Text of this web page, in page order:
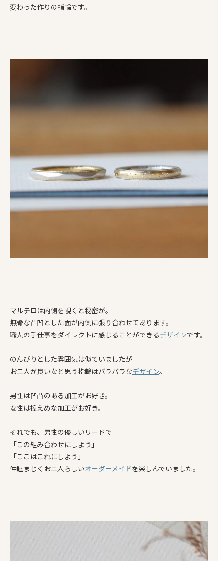
変わった作りの指輪です。
マルテロは内側を覗くと秘密が。
無骨な凸凹とした面が内側に張り合わせてあります。
職人の手仕事をダイレクトに感じることができるデザインです。
のんびりとした雰囲気は似ていましたが
お二人が良いなと思う指輪はバラバラなデザイン。
男性は凹凸のある加工がお好き。
女性は控えめな加工がお好き。
それでも、男性の優しいリードで
「この組み合わせにしよう」
「ここはこれにしよう」
仲睦まじくお二人らしいオーダーメイドを楽しんでいました。